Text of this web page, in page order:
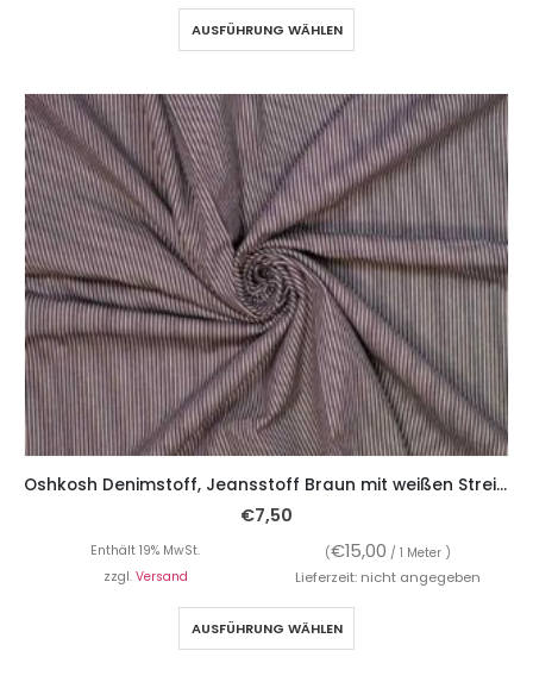
AUSFÜHRUNG WÄHLEN
Oshkosh Denimstoff, Jeansstoff Braun mit weißen Streifen
€7,50
Enthält 19% MwSt. (€15,00 / 1 Meter )
zzgl. Versand Lieferzeit: nicht angegeben
AUSFÜHRUNG WÄHLEN